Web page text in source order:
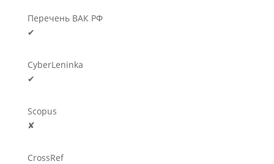
Перечень ВАК РФ
✔
CyberLeninka
✔
Scopus
✘
CrossRef